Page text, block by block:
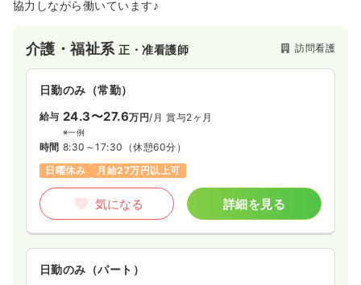
協力しながら働いています♪
介護・福祉系正・准看護師 訪問看護
日勤のみ（常勤）
給与 24.3〜27.6万円/月 賞与2ヶ月
※一例
時間 8:30～17:30 （休憩60分）
日曜休み
月給27万円以上可
気になる 詳細を見る
日勤のみ（パート）